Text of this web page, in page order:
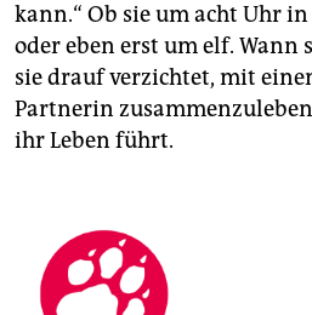
kann.“ Ob sie um acht Uhr
oder eben erst um elf. Wann
sie drauf verzichtet, mit
Partnerin
ihr Leben führt.